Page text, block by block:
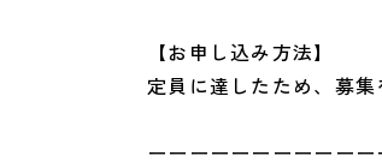
【お申し込み方法】
定員に達したため、募集
ーーーーーーーーーー